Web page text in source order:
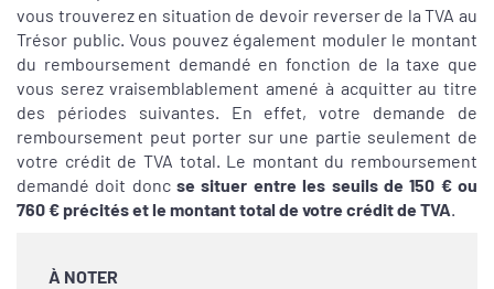
vous trouverez en situation de devoir reverser de la TVA au
Trésor public. Vous pouvez également moduler le montant
du remboursement demandé en fonction de la taxe que
vous serez vraisemblablement amené à acquitter au titre
des périodes suivantes. En effet, votre demande de
remboursement peut porter sur une partie seulement de
votre crédit de TVA total. Le montant du remboursement
demandé doit doncse situer entre les seuils de 150 € ou
760 € précités et le montant total de votre crédit de TVA.
À NOTER